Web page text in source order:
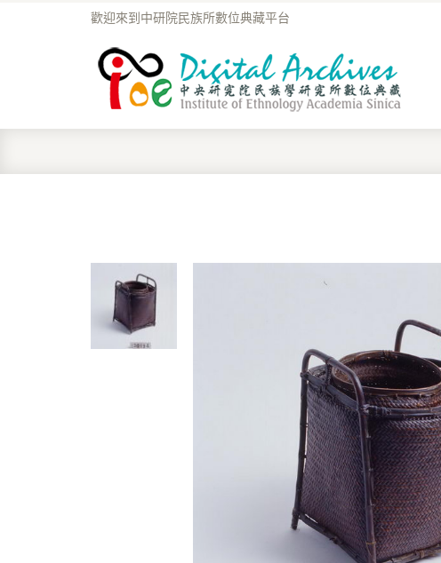
歡迎來到中研院民族所數位典藏平台